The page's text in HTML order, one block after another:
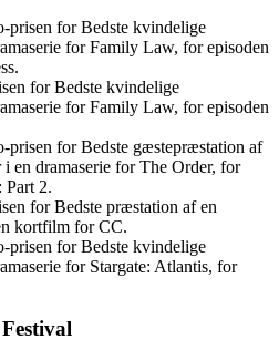
prisen for Bedste kvindelige
for Family Law, for episoden
for Bedste kvindelige
for Family Law, for episoden
prisen for Bedste gæstepræstation af
en dramaserie for The Order, for
Part 2.
for Bedste præstation af en
kortfilm for CC.
prisen for Bedste kvindelige
for Stargate: Atlantis, for